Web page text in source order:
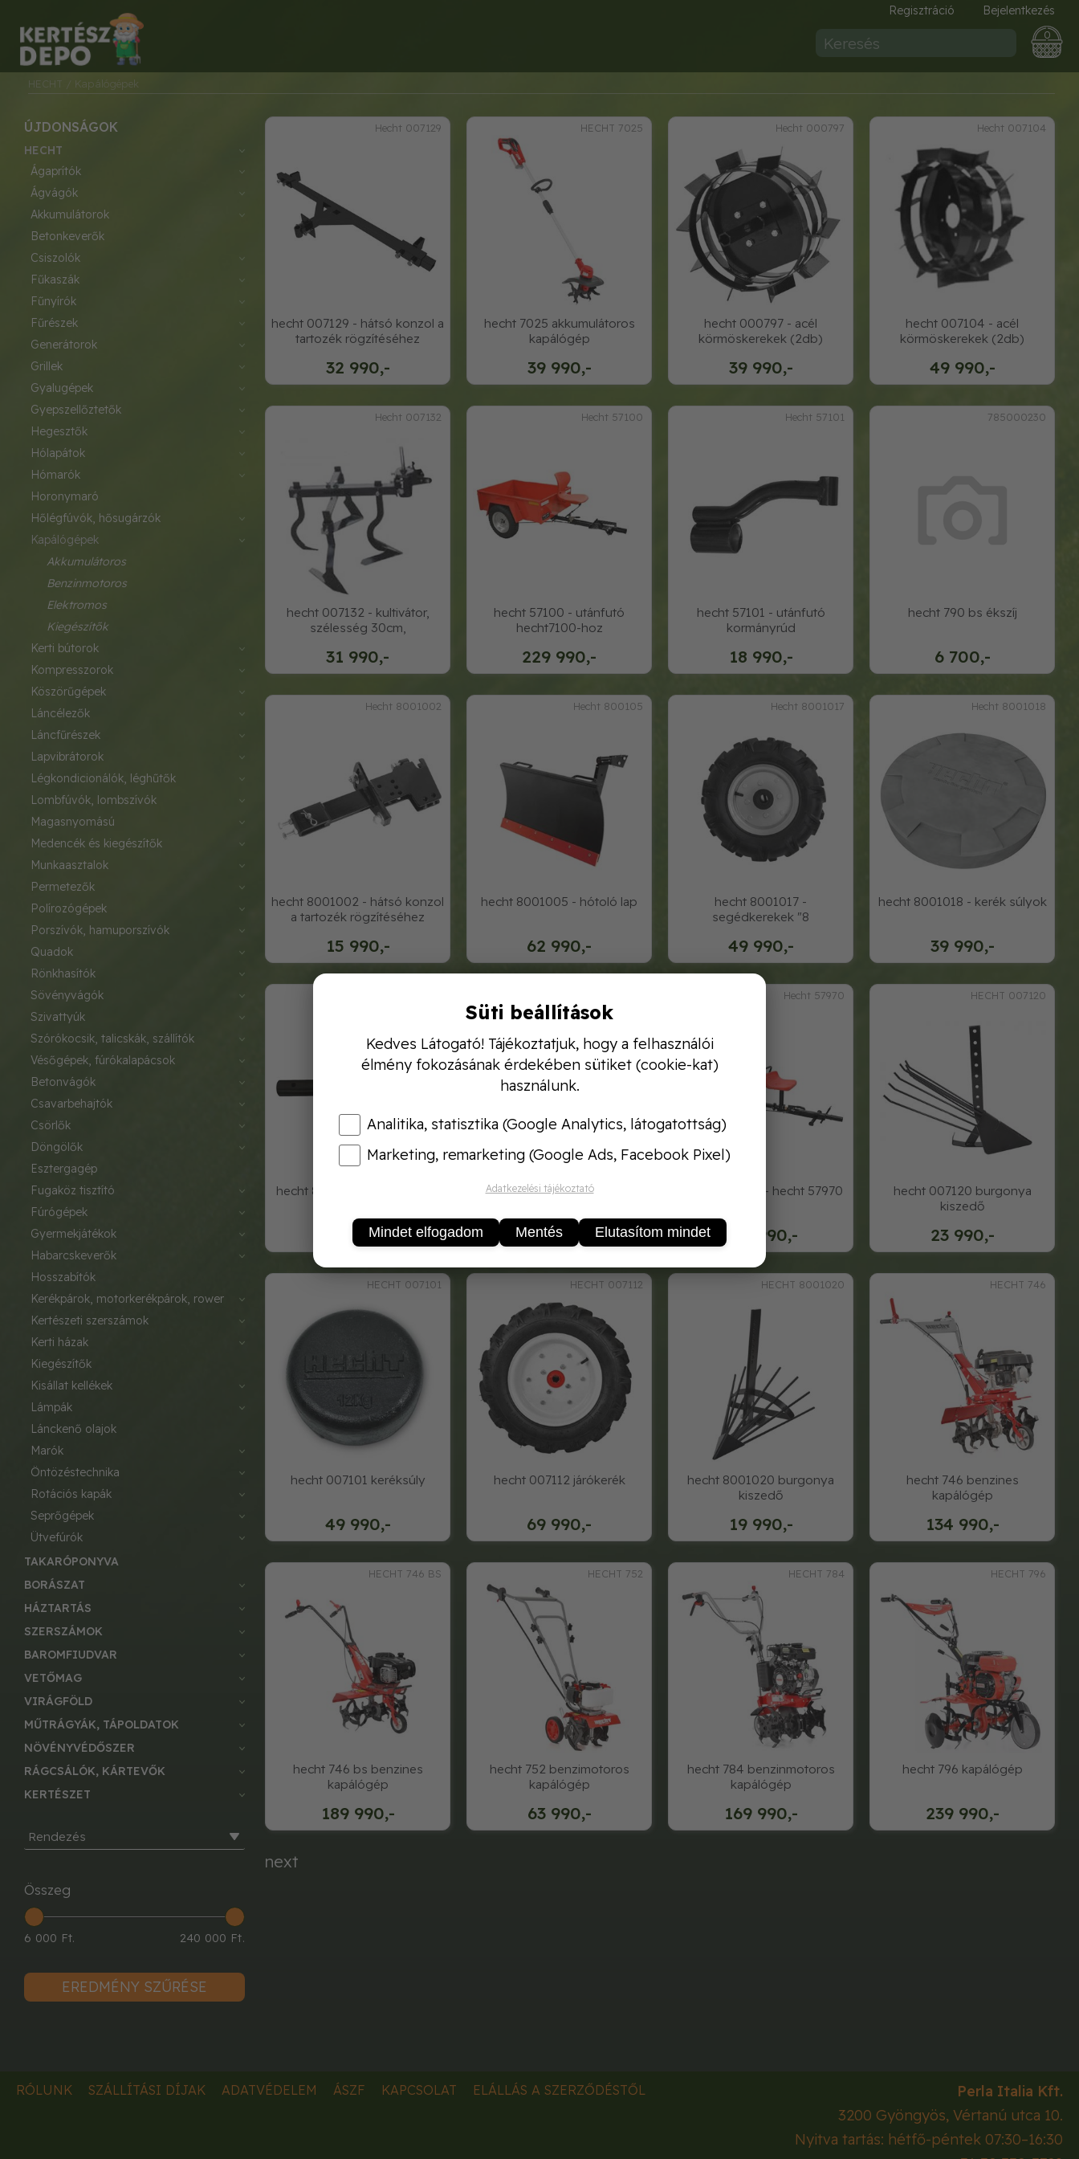
Regisztráció Bejelentkezés
0
HECHT / Kapálógépek
Hecht 007129
32 990,-
hecht 007129 - hátsó konzol a
tartozék rögzítéséhez
HECHT 7025
39 990,-
hecht 7025 akkumulátoros
kapálógép
Hecht 000797
39 990,-
hecht 000797 - acél
körmöskerekek (2db)
Hecht 007104
49 990,-
hecht 007104 - acél
körmöskerekek (2db)
Hecht 007132
31 990,-
hecht 007132 - kultivátor,
szélesség 30cm,
Hecht 57100
229 990,-
hecht 57100 - utánfutó
hecht7100-hoz
Hecht 57101
18 990,-
hecht 57101 - utánfutó
kormányrúd
785000230
6 700,-
hecht 790 bs ékszíj
Hecht 8001002
15 990,-
hecht 8001002 - hátsó konzol
a tartozék rögzítéséhez
Hecht 800105
62 990,-
hecht 8001005 - hótoló lap
Hecht 8001017
49 990,-
hecht 8001017 -
segédkerekek "8
Hecht 8001018
39 990,-
hecht 8001018 - kerék súlyok
9 990,-
hecht 8001021 - távtartó cső
25 990,-
hecht 8001022 - hátsó konzol
Hecht 57970
129 990,-
utánfutó kocsi - hecht 57970
HECHT 007120
23 990,-
hecht 007120 burgonya
kiszedő
HECHT 007101
49 990,-
hecht 007101 keréksúly
HECHT 007112
69 990,-
hecht 007112 járókerék
HECHT 8001020
19 990,-
hecht 8001020 burgonya
kiszedő
HECHT 746
134 990,-
hecht 746 benzines
kapálógép
HECHT 746 BS
189 990,-
hecht 746 bs benzines
kapálógép
HECHT 752
63 990,-
hecht 752 benzimotoros
kapálógép
HECHT 784
169 990,-
hecht 784 benzinmotoros
kapálógép
HECHT 796
239 990,-
hecht 796 kapálógép
next
ÚJDONSÁGOK
HECHT
ágaprítók
ágvágók
akkumulátorok
betonkeverők
csiszolók
fűkaszák
fűnyírók
fűrészek
generátorok
grillek
gyalugépek
gyepszellőztetők
hegesztők
hólapátok
hómarók
horonymaró
hőlégfúvók, hősugárzók
kapálógépek
akkumulátoros
benzinmotoros
elektromos
kiegészítők
kerti bútorok
kompresszorok
köszörűgépek
láncélezők
láncfűrészek
lapvibrátorok
légkondicionálók, léghűtők
lombfúvók, lombszívók
magasnyomású
medencék és kiegészítők
munkaasztalok
permetezők
polírozógépek
porszívók, hamuporszívók
quadok
rönkhasítók
sövényvágók
szivattyúk
szórókocsik, talicskák, szállítók
vésőgépek, fúrókalapácsok
betonvágók
csavarbehajtók
csörlők
döngölők
esztergagép
fugaköz tisztító
fúrógépek
gyermekjátékok
habarcskeverők
hosszabítók
kerékpárok, motorkerékpárok, rower
kertészeti szerszámok
kerti házak
kiegészítők
kisállat kellékek
lámpák
lánckenő olajok
marók
öntözéstechnika
rotációs kapák
seprőgépek
ütvefúrók
TAKARÓPONYVA
BORÁSZAT
HÁZTARTÁS
SZERSZÁMOK
BAROMFIUDVAR
VETŐMAG
VIRÁGFÖLD
MŰTRÁGYÁK, TÁPOLDATOK
NÖVÉNYVÉDŐSZER
RÁGCSÁLÓK, KÁRTEVŐK
KERTÉSZET
Rendezés
Összeg
6 000 Ft. 240 000 Ft.
EREDMÉNY SZŰRÉSE
RÓLUNK SZÁLLÍTÁSI DÍJAK ADATVÉDELEM ÁSZF KAPCSOLAT ELÁLLÁS A SZERZŐDÉSTŐL
Perla Italia Kft.
3200 Gyöngyös, Vértanú utca 10.
Nyitva tartás: hétfő-péntek 07:30–16:30
Süti beállítások
Kedves Látogató! Tájékoztatjuk, hogy a felhasználói
élmény fokozásának érdekében sütiket (cookie-kat)
használunk.
Analitika, statisztika (Google Analytics, látogatottság)
Marketing, remarketing (Google Ads, Facebook Pixel)
Adatkezelési tájékoztató
Mindet elfogadom Mentés Elutasítom mindet